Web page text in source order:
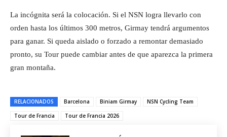
La incógnita será la colocación. Si el NSN logra llevarlo con
orden hasta los últimos 300 metros, Girmay tendrá argumentos
para ganar. Si queda aislado o forzado a remontar demasiado
pronto, su Tour puede cambiar antes de que aparezca la primera
gran montaña.
RELACIONADOS Barcelona Biniam Girmay
NSN Cycling Team
Tour de Francia
Tour de Francia 2026